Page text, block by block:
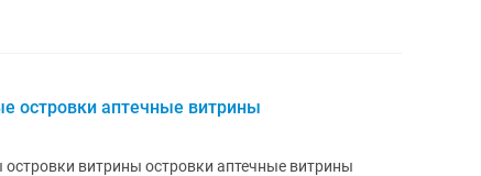
островки аптечные витрины
витрины островки аптечные витрины